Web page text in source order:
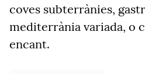
coves subterrànies,
mediterrània variada, o
encant.